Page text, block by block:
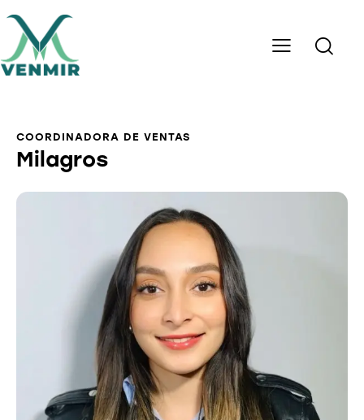
COORDINADORA DE VENTAS
Milagros